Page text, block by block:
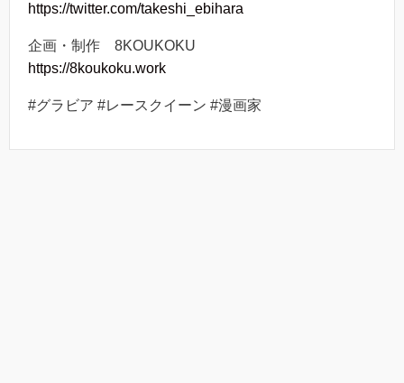
https://twitter.com/takeshi_ebihara
企画・制作 8KOUKOKU
https://8koukoku.work
#グラビア #レースクイーン #漫画家